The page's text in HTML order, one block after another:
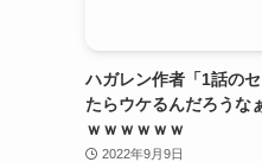
ハガレン作者「1話の
たらウケるんだろうな
ｗｗｗｗｗｗ
2022年9月9日